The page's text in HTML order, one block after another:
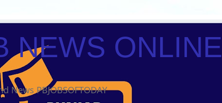
NEWS ONLINE
News PBJOBSOFTODAY